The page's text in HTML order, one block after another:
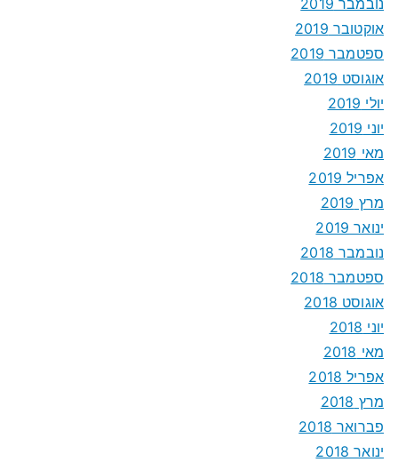
נובמבר 2019
אוקטובר 2019
ספטמבר 2019
אוגוסט 2019
יולי 2019
יוני 2019
מאי 2019
אפריל 2019
מרץ 2019
ינואר 2019
נובמבר 2018
ספטמבר 2018
אוגוסט 2018
יוני 2018
מאי 2018
אפריל 2018
מרץ 2018
פברואר 2018
ינואר 2018